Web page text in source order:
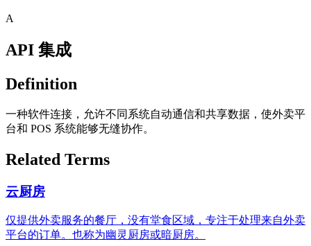
A
API 集成
Definition
一种软件连接，允许不同系统自动通信和共享数据，使外卖平
台和 POS 系统能够无缝协作。
Related Terms
云厨房
仅提供外卖服务的餐厅，没有堂食区域，专注于处理来自外卖
平台的订单。也称为幽灵厨房或暗厨房。